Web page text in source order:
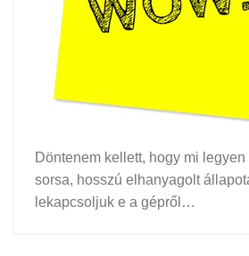
Döntenem kellett, hogy mi
sorsa, hosszú elhanyagolt
lekapcsoljuk e a gépről…